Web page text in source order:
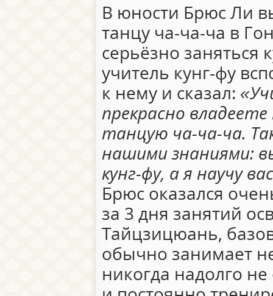
В юности Брюс Ли
танцу ча-ча-ча в
серьёзно заняться
учитель кунг-фу
к нему и сказал:
прекрасно
танцую ча-ча-ча.
нашими знаниями:
кунг-фу, а я научу
Брюс оказался
за 3 дня занятий
Тайцзицюань,
обычно занимает
никогда надолго не